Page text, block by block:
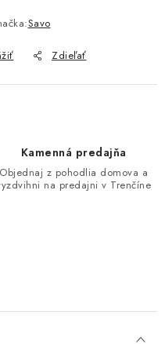
Savo
Zdieľať
Kamenná predajňa
Objednaj z pohodlia domova a
na predajni v Trenčíne